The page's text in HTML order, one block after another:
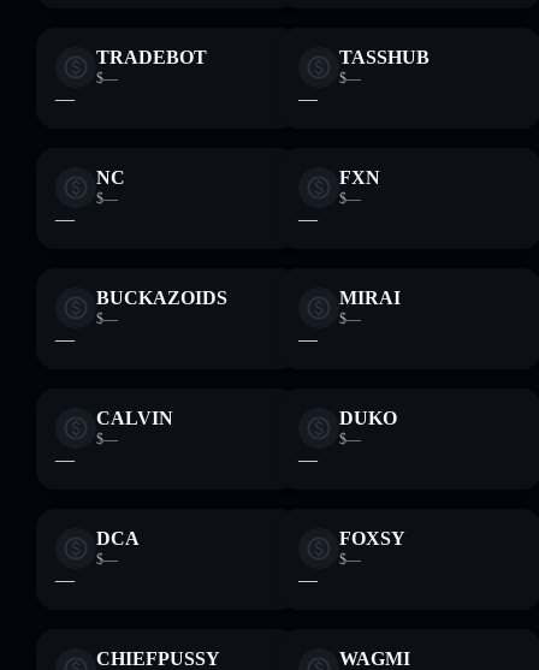
TRADEBOT
$—
—
TASSHUB
$—
—
NC
$—
—
FXN
$—
—
BUCKAZOIDS
$—
—
MIRAI
$—
—
CALVIN
$—
—
DUKO
$—
—
DCA
$—
—
FOXSY
$—
—
CHIEFPUSSY WAGMI